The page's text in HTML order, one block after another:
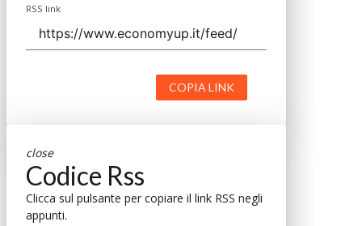
RSS link
COPIA LINK
close
Codice Rss
Clicca sul pulsante per copiare il link RSS negli
appunti.